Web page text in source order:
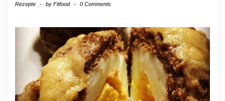
Rezepte - by Fitfood - 0 Comments